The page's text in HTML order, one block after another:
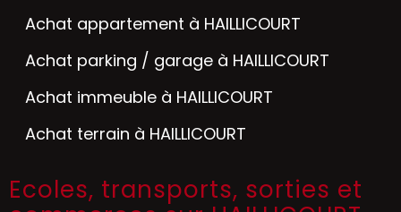
Achat appartement à HAILLICOURT
Achat parking / garage à HAILLICOURT
Achat immeuble à HAILLICOURT
Achat terrain à HAILLICOURT
Ecoles, transports, sorties et